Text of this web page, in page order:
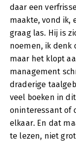
daar een
maakte, vond ik,
graag las. Hij is
noemen, ik denk
maar het klopt
management
draderige
veel boeken in
oninteressant of
elkaar. En dat
te lezen, niet